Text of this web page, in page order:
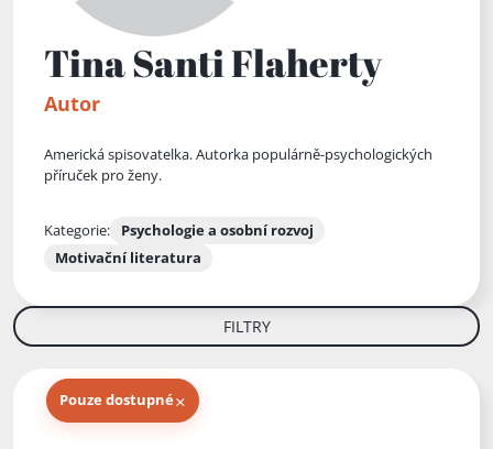
Tina Santi Flaherty
Autor
Americká spisovatelka. Autorka populárně-psychologických
příruček pro ženy.
Kategorie:
Psychologie a osobní rozvoj
Motivační literatura
FILTRY
Pouze dostupné×